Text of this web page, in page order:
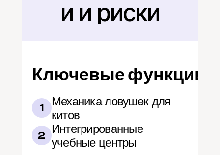
и и риски
Ключевые функции
1
Механика ловушек для
китов
2
Интегрированные
учебные центры